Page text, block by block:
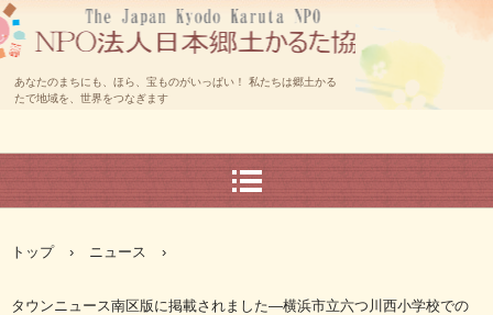
あなたのまちにも、ほら、宝ものがいっぱい！ 私たちは郷土かる
たで地域を、世界をつなぎます
トップ › ニュース ›
タウンニュース南区版に掲載されました―横浜市立六つ川西小学校での